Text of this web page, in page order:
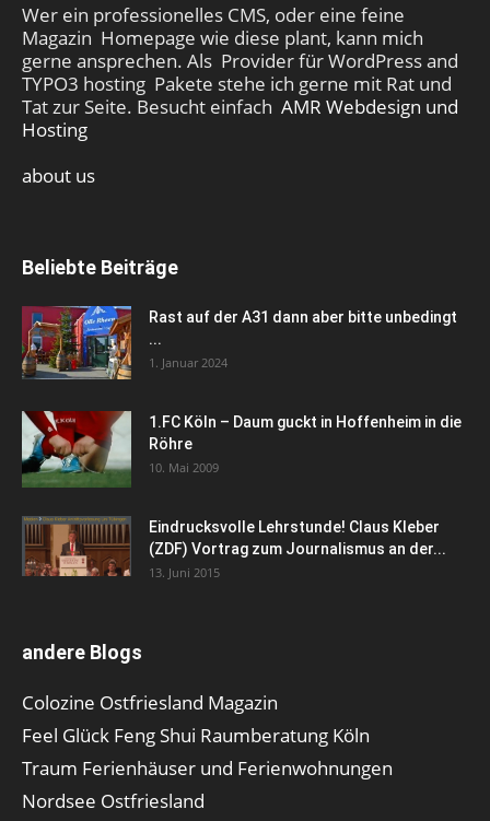
Wer ein professionelles CMS, oder eine feine
Magazin Homepage wie diese plant, kann mich
gerne ansprechen. Als Provider für WordPress and
TYPO3 hosting Pakete stehe ich gerne mit Rat und
Tat zur Seite. Besucht einfach AMR Webdesign und
Hosting
about us
Beliebte Beiträge
Rast auf der A31 dann aber bitte unbedingt
...
1. Januar 2024
1.FC Köln – Daum guckt in Hoffenheim in die
Röhre
10. Mai 2009
Eindrucksvolle Lehrstunde! Claus Kleber
(ZDF) Vortrag zum Journalismus an der...
13. Juni 2015
andere Blogs
Colozine Ostfriesland Magazin
Feel Glück Feng Shui Raumberatung Köln
Traum Ferienhäuser und Ferienwohnungen
Nordsee Ostfriesland